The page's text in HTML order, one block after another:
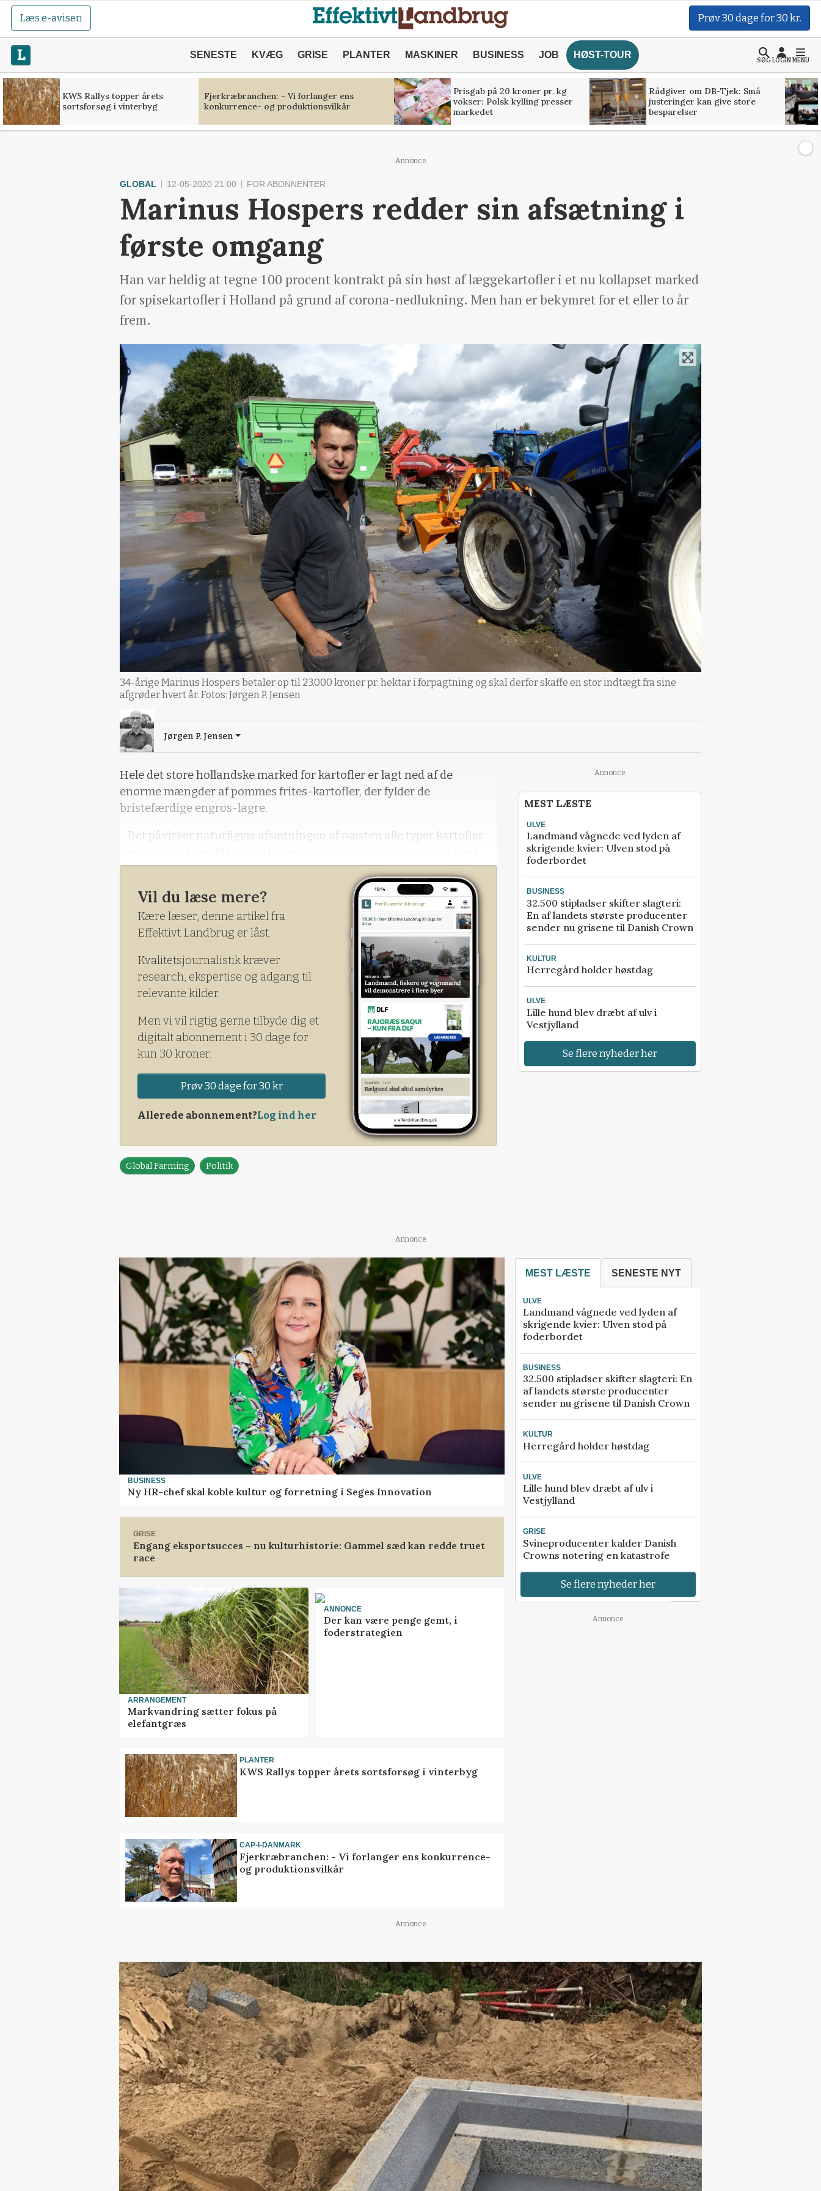
Læs e-avisen Prøv 30 dage for 30 kr.
SENESTE KVÆG GRISE PLANTER MASKINER BUSINESS JOB HØST-TOUR
SØGLOGINMENU
KWS Rallys topper årets
sortsforsøg i vinterbyg
Fjerkræbranchen: - Vi forlanger ens
konkurrence- og produktionsvilkår
Prisgab på 20 kroner pr. kg
vokser: Polsk kylling presser
markedet
Rådgiver om DB-Tjek: Små
justeringer kan give store
besparelser
Annonce
GLOBAL 12-05-2020 21:00 FOR ABONNENTER
Marinus Hospers redder sin afsætning i
første omgang
Han var heldig at tegne 100 procent kontrakt på sin høst af læggekartofler i et nu kollapset marked
for spisekartofler i Holland på grund af corona-nedlukning. Men han er bekymret for et eller to år
frem.
34-årige Marinus Hospers betaler op til 23.000 kroner pr. hektar i forpagtning og skal derfor skaffe en stor indtægt fra sine
afgrøder hvert år. Fotos: Jørgen P. Jensen
Jørgen P. Jensen
Hele det store hollandske marked for kartofler er lagt ned af de
enorme mængder af pommes frites-kartofler, der fylder de
bristefærdige engros-lagre.
- Det påvirker naturligvis afsætningen af næsten alle typer kartofler
230 hektar specialafgrøder i det nordøstlige Holland.
Vil du læse mere?
Kære læser, denne artikel fra
Effektivt Landbrug er låst.
Kvalitetsjournalistik kræver
research, ekspertise og adgang til
relevante kilder.
Men vi vil rigtig gerne tilbyde dig et
digitalt abonnement i 30 dage for
kun 30 kroner.
Prøv 30 dage for 30 kr
Allerede abonnement?Log ind her
Global Farming Politik
Annonce
MEST LÆSTE
ULVE
Landmand vågnede ved lyden af
skrigende kvier: Ulven stod på
foderbordet
BUSINESS
32.500 stipladser skifter slagteri:
En af landets største producenter
sender nu grisene til Danish Crown
KULTUR
Herregård holder høstdag
ULVE
Lille hund blev dræbt af ulv i
Vestjylland
Se flere nyheder her
Annonce
BUSINESS
Ny HR-chef skal koble kultur og forretning i Seges Innovation
GRISE
Engang eksportsucces – nu kulturhistorie: Gammel sæd kan redde truet
race
ARRANGEMENT
Markvandring sætter fokus på
elefantgræs
ANNONCE
Der kan være penge gemt, i
foderstrategien
PLANTER
KWS Rallys topper årets sortsforsøg i vinterbyg
CAP-I-DANMARK
Fjerkræbranchen: - Vi forlanger ens konkurrence-
og produktionsvilkår
MEST LÆSTE SENESTE NYT
ULVE
Landmand vågnede ved lyden af
skrigende kvier: Ulven stod på
foderbordet
BUSINESS
32.500 stipladser skifter slagteri: En
af landets største producenter
sender nu grisene til Danish Crown
KULTUR
Herregård holder høstdag
ULVE
Lille hund blev dræbt af ulv i
Vestjylland
GRISE
Svineproducenter kalder Danish
Crowns notering en katastrofe
Se flere nyheder her
Annonce
Annonce